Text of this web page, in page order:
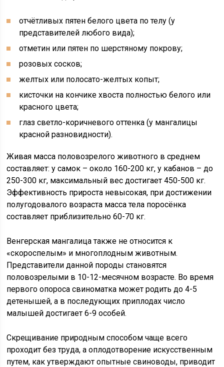
отчётливых пятен белого цвета по телу (у
представителей любого вида);
отметин или пятен по шерстяному покрову;
розовых сосков;
желтых или полосато-желтых копыт;
кисточки на кончике хвоста полностью белого или
красного цвета;
глаз светло-коричневого оттенка (у мангалицы
красной разновидности).
Живая масса половозрелого животного в среднем
составляет: у самок – около 160-200 кг, у кабанов – до
250-300 кг, максимальный вес достигает 450-500 кг.
Эффективность прироста невысокая, при достижении
полугодовалого возраста масса тела поросёнка
составляет приблизительно 60-70 кг.
Венгерская мангалица также не относится к
«скороспелым» и многоплодным животным.
Представители данной породы становятся
половозрелыми в 10-12-месячном возрасте. Во время
первого опороса свиноматка может родить до 4-5
детенышей, а в последующих приплодах число
малышей достигает 6-9 особей.
Скрещивание природным способом чаще всего
проходит без труда, а оплодотворение искусственным
путем, как утверждают опытные свиноводы, приводит